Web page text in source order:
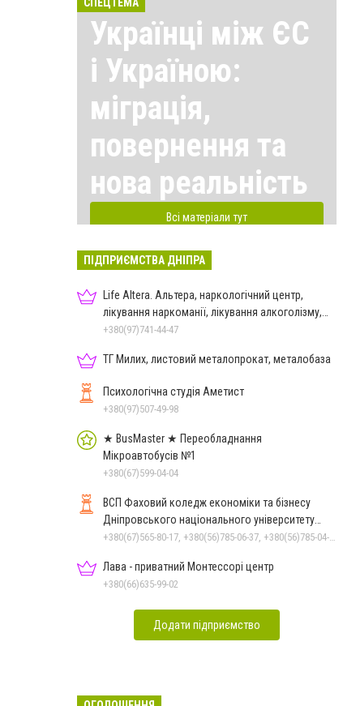
Українці між ЄС
і Україною:
міграція,
повернення та
нова реальність
Всі матеріали тут
ПІДПРИЄМСТВА ДНІПРА
Life Altera. Альтера, наркологічний центр,
лікування наркоманії, лікування алкоголізму,
зняття ломки
+380(97)741-44-47
ТГ Милих, листовий металопрокат, металобаза
Психологічна студія Аметист
+380(97)507-49-98
★ BusMaster ★ Переобладнання
Мікроавтобусів №1
+380(67)599-04-04
ВСП Фаховий коледж економіки та бізнесу
Дніпровського національного університету
імені Олеся Гончара
Лава - приватний Монтессорі центр
+380(66)635-99-02
Додати підприємство